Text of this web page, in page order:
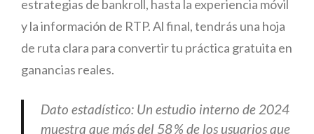
estrategias de bankroll, hasta la experiencia móvil
y la información de RTP. Al final, tendrás una hoja
de ruta clara para convertir tu práctica gratuita en
ganancias reales.
Dato estadístico: Un estudio interno de 2024
muestra que más del 58 % de los usuarios que